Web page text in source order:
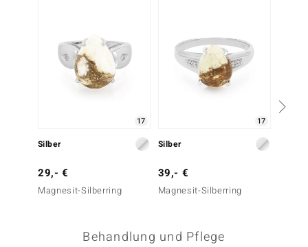
17
Silber
29,- €
Magnesit-Silberring
17
Silber
39,- €
Magnesit-Silberring
Behandlung und Pflege